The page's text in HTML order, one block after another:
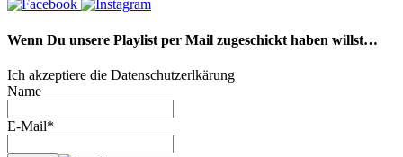
Wenn Du unsere Playlist per Mail zugeschickt haben willst…
Ich akzeptiere die Datenschutzerlkärung
Name
E-Mail*